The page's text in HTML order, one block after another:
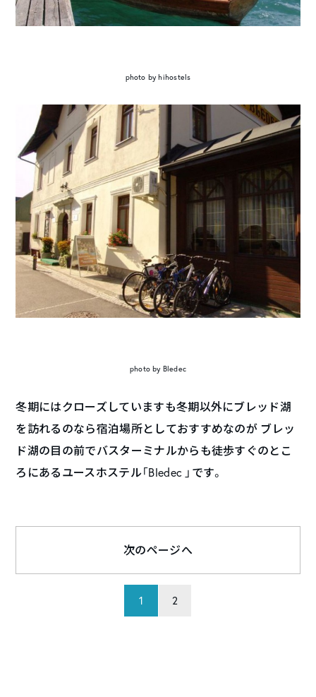
photo by hihostels
photo by Bledec
冬期にはクローズしていますも冬期以外にブレッド湖
を訪れるのなら宿泊場所としておすすめなのが ブレッ
ド湖の目の前でバスターミナルからも徒歩すぐのとこ
ろにあるユースホステル「Bledec 」です。
1 2
次のページへ